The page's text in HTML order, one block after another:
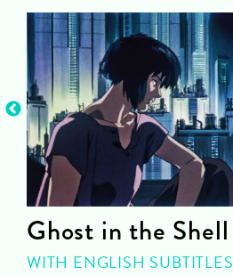
Ghost in the Shell
WITH ENGLISH SUBTITLES